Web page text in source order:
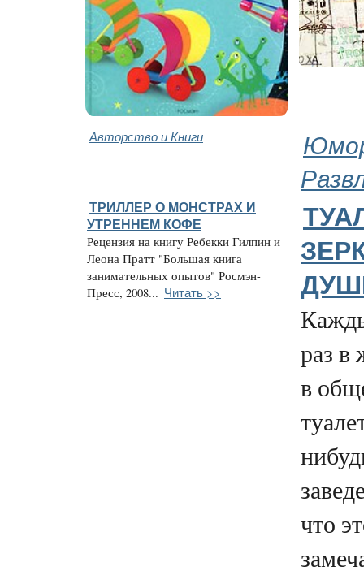
Авторство и Книги
ТРИЛЛЕР О МОНСТРАХ И
УТРЕННЕМ КОФЕ
Рецензия на книгу Ребекки Гилпин и
Леона Пратт "Большая книга
занимательных опытов" Росмэн-
Пресс, 2008... Читать >>
раз в
в
что